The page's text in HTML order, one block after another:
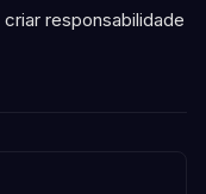
responsabilidade